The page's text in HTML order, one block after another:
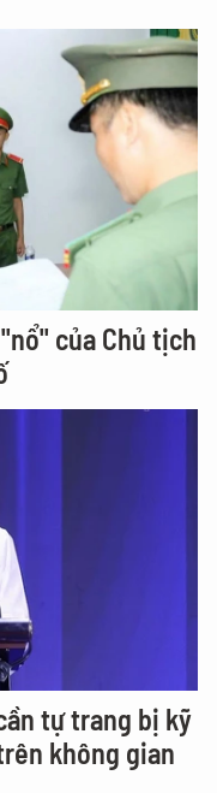
của Chủ tịch
tự trang bị kỹ
không gian